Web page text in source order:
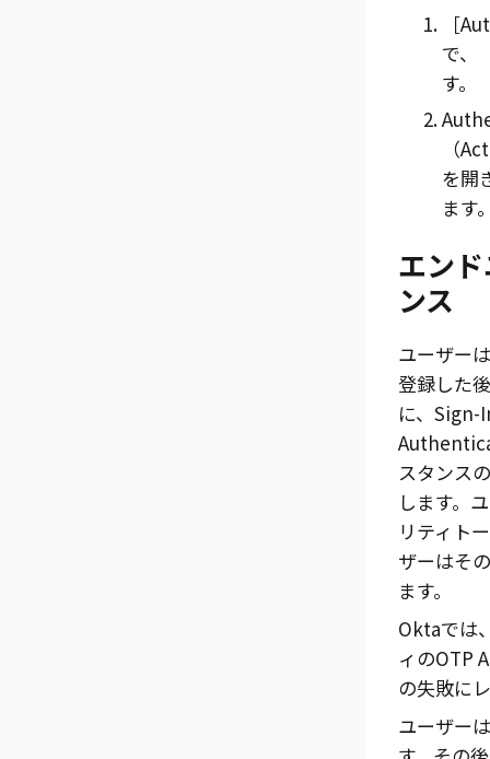
で、
す。
（
を開
ます
エン
ンス
ユーザー
登録した
に、 Sign-
スタンス
します。
リティト
ザーはそ
ます。
Oktaでは
ィのOTP
の失敗に
ユーザー